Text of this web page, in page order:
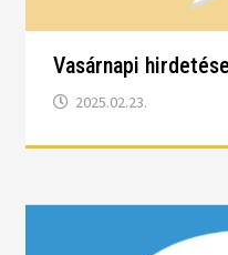
Vasárnapi
2025.02.23.